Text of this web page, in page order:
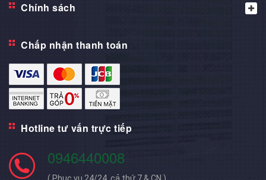
Chính sách
Chấp nhận thanh toán
Hotline tư vấn trực tiếp
0946440008